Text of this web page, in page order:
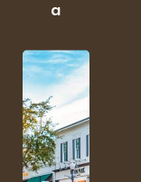
a